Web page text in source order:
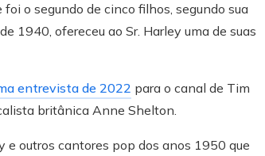
o segundo de cinco filhos, segundo sua
1940, ofereceu ao Sr. Harley uma de suas
entrevista de 2022 para o canal de Tim
britânica Anne Shelton.
e outros cantores pop dos anos 1950 que